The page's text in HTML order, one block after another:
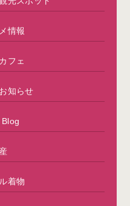
情報
フェ
知らせ
着物